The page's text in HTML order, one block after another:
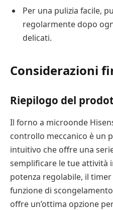
Per una pulizia facile,
regolarmente dopo
delicati.
Considerazioni
Riepilogo del
Il forno a microonde
controllo meccanico è un
intuitivo che offre una
semplificare le tue attività
potenza regolabile, il
funzione di
offre un’ottima opzione